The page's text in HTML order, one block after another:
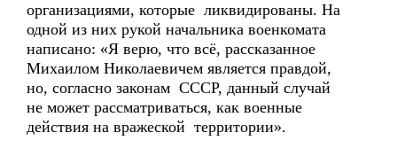
организациями, которые ликвидированы. На
одной из них рукой начальника военкомата
написано: «Я верю, что всё, рассказанное
Михаилом Николаевичем является правдой,
но, согласно законам СССР, данный случай
не может рассматриваться, как военные
действия на вражеской территории».